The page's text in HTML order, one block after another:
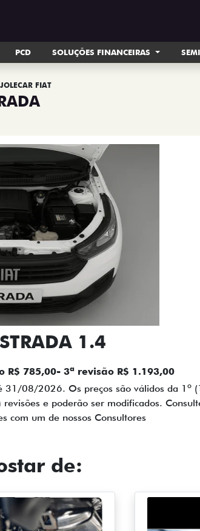
PCD SOLUÇÕES FINANCEIRAS
FIAT
1.4
R$ 785,00- 3ª revisão R$ 1.193,00
08/2026. Os preços são válidos da 1º
e poderão ser modificados.
com um de nossos Consultores
de: